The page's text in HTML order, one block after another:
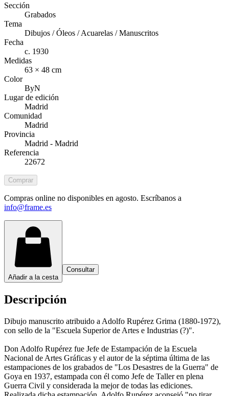
Sección
Grabados
Tema
Dibujos / Óleos / Acuarelas / Manuscritos
Fecha
c. 1930
Medidas
63 × 48 cm
Color
ByN
Lugar de edición
Madrid
Comunidad
Madrid
Provincia
Madrid - Madrid
Referencia
22672
Comprar
Compras online no disponibles en agosto. Escríbanos a
info@frame.es
Añadir a la cesta
Consultar
Descripción
Dibujo manuscrito atribuido a Adolfo Rupérez Grima (1880-1972),
con sello de la "Escuela Superior de Artes e Industrias (?)".
Don Adolfo Rupérez fue Jefe de Estampación de la Escuela
Nacional de Artes Gráficas y el autor de la séptima última de las
estampaciones de los grabados de "Los Desastres de la Guerra" de
Goya en 1937, estampada con él como Jefe de Taller en plena
Guerra Civil y considerada la mejor de todas las ediciones.